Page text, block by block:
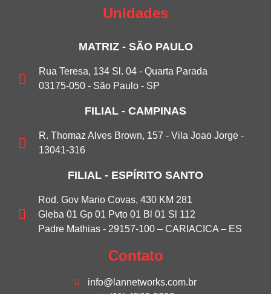
Unidades
MATRIZ - SÃO PAULO
Rua Teresa, 134 Sl. 04 - Quarta Parada
03175-050 - São Paulo - SP
FILIAL - CAMPINAS
R. Thomaz Alves Brown, 157 - Vila Joao Jorge -
13041-316
FILIAL - ESPÍRITO SANTO
Rod. Gov Mario Covas, 430 KM 281
Gleba 01 Gp 01 Pvto 01 Bl 01 Sl 112
Padre Mathias - 29157-100 – CARIACICA – ES
Contato
info@lannetworks.com.br